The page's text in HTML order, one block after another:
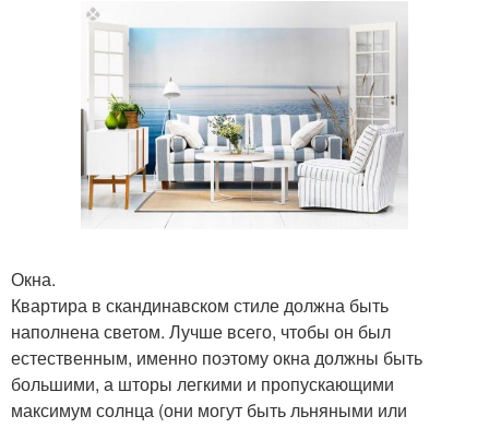
Окна.
Квартира в скандинавском стиле должна быть
наполнена светом. Лучше всего, чтобы он был
естественным, именно поэтому окна должны быть
большими, а шторы легкими и пропускающими
максимум солнца (они могут быть льняными или